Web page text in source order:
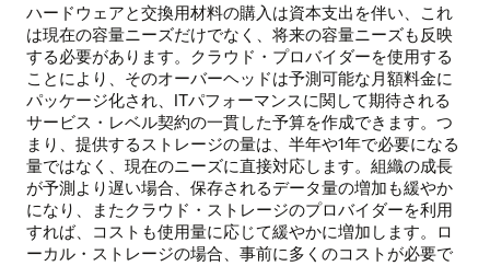
ハードウェアと交換用材料の購入は資本支出を伴い、これ
は現在の容量ニーズだけでなく、将来の容量ニーズも反映
する必要があります。クラウド・プロバイダーを使用する
ことにより、そのオーバーヘッドは予測可能な月額料金に
パッケージ化され、ITパフォーマンスに関して期待される
サービス・レベル契約の一貫した予算を作成できます。つ
まり、提供するストレージの量は、半年や1年で必要になる
量ではなく、現在のニーズに直接対応します。組織の成長
が予測より遅い場合、保存されるデータ量の増加も緩やか
になり、またクラウド・ストレージのプロバイダーを利用
すれば、コストも使用量に応じて緩やかに増加します。ロ
ーカル・ストレージの場合、事前に多くのコストが必要で